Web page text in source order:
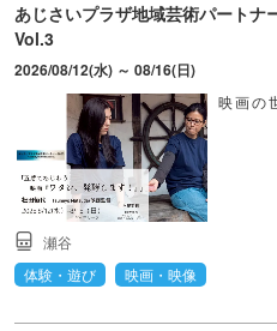
あじさいプラザ地域芸術パート
Vol.3
2026/08/12(水) ～ 08/16(日)
映画の
瀬谷
体験・遊び
映画・映像